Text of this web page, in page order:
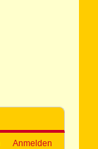
Anmelden